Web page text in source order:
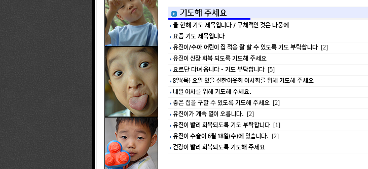
기도해 주세요
올 한해 기도 제목입니다 / 구체적인 것은 나중에
요즘 기도 제목입니다
유진이/수아 어린이 집 적응 잘 할 수 있도록 기도 부탁합니다 [2]
유진이 신장 회복 되도록 기도해 주세요
요르단 다녀 옵니다 - 기도 부탁합니다 [5]
8일(목) 요일 있을 선한이웃회 이사회를 위해 기도해 주세요
내일 이사를 위해 기도해 주세요.
좋은 집을 구할 수 있도록 기도해 주세요 [2]
유진이가 계속 열이 오릅니다. [2]
유진이 빨리 회복되도록 기도 부탁합니다 [1]
유진이 수술이 6월 18일(수)에 있습니다. [2]
건강이 빨리 회복되도록 기도해 주세요